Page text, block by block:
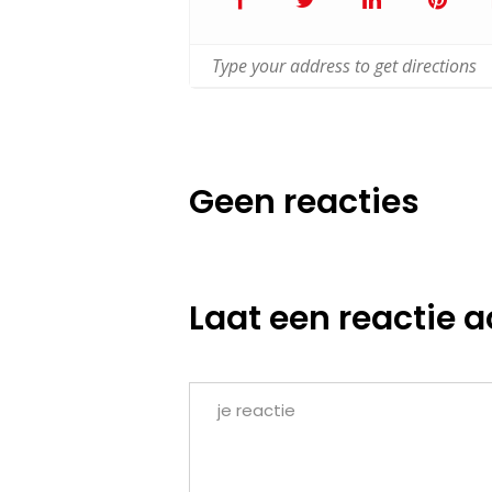
Geen reacties
Laat een reactie